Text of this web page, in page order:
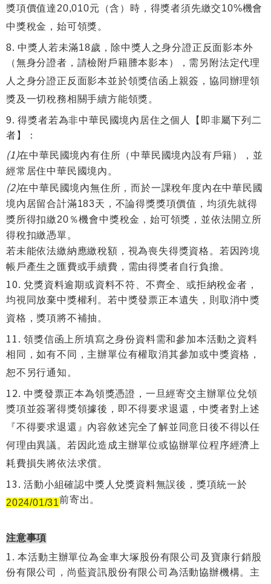
獎項價值達20,010元（含）時，得獎者須先繳交10%機會
中獎稅金，始可領獎。
中獎人若未滿18歲，除中獎人之身分證正反面影本外
（無身分證者，請檢附戶籍謄本影本），需另附法定代理
人之身分證正反面影本並於領獎信函上親簽，協同辦理領
獎及一切稅務相關手續方能領獎。
得獎者若為非中華民國境內居住之個人【即非屬下列二
者】：
(1)在中華民國境內有住所（中華民國境內設有戶籍），並
經常居住中華民國境內。
(2)在中華民國境內無住所，而於一課稅年度內在中華民國
境內居留合計滿183天，不論得獎獎項價值，均須先就得
獎所得扣繳20％機會中獎稅金，始可領獎，並依法開立所
得稅扣繳憑單。
若未能依法繳納應繳稅額，視為喪失得獎資格。若因跨境
帳戶產生之匯費或手續費，需由得獎者自行負擔。
兌獎資料逾期或資料不符、不齊全、或拒納稅金者，
均視同放棄中獎權利。若中獎發票正本遺失，則取消中獎
資格，獎項將不補抽。
領獎信函上所填寫之身份資料需和參加本活動之資料
相同，如有不同，主辦單位有權取消其參加或中獎資格，
恕不另行通知。
中獎發票正本為領獎憑證，一旦經寄交主辦單位兌領
獎項並簽署得獎領據後，即不得要求退還，中獎者對上述
『不得要求退還』內容敘述完全了解並同意日後不得以任
何理由異議。若因此造成主辦單位或協辦單位程序經濟上
耗費損失將依法求償。
活動小組確認中獎人兌獎資料無誤後，獎項統一於
2024/01/31前寄出。
注意事項
本活動主辦單位為金車大塚股份有限公司及寶康行銷股
份有限公司，尚藍資訊股份有限公司為活動協辦機構。主